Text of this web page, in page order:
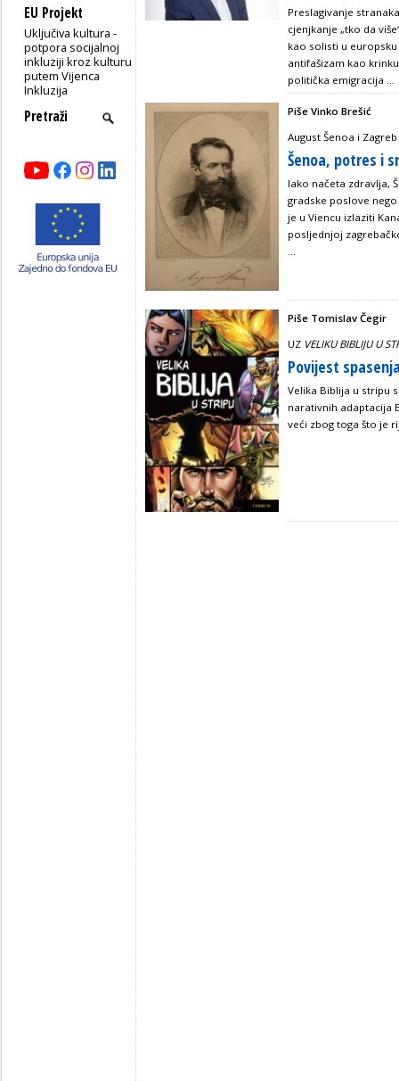
EU Projekt
Uključiva kultura -
potpora socijalnoj
inkluziji kroz kulturu
putem Vijenca
Inkluzija
Preslagivanje
cjenjkanje „tko da
kao solisti u
antifašizam kao
politička emigracija ...
Piše Vinko Brešić
August Šenoa i
Šenoa, potres i
Iako načeta zdravlja,
gradske poslove
je u Viencu izlaziti
posljednjoj
Piše Tomislav Čegir
UZ VELIKU BIBLIJU U
Povijest
Velika Biblija u stripu
narativnih adaptacija
veći zbog toga što je